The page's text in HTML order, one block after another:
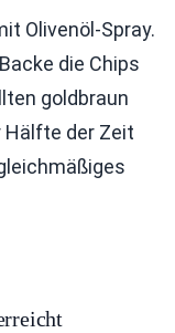
Olivenöl-Spray.
die Chips
goldbraun
Hälfte der Zeit